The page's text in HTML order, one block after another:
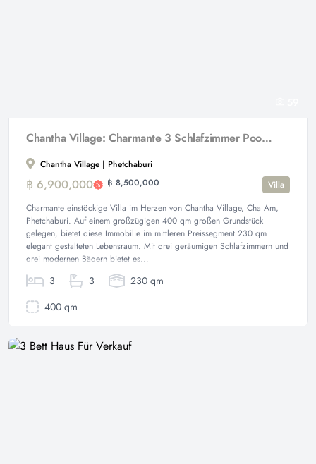
Chantha Village: Charmante 3 Schlafzimmer Pool Villa
Chantha Village | Phetchaburi
฿ 6,900,000 ฿ 8,500,000
Villa
Charmante einstöckige Villa im Herzen von Chantha Village, Cha Am,
Phetchaburi. Auf einem großzügigen 400 qm großen Grundstück
gelegen, bietet diese Immobilie im mittleren Preissegment 230 qm
elegant gestalteten Lebensraum. Mit drei geräumigen Schlafzimmern und
drei modernen Bädern bietet es...
3 3
230 qm
400 qm